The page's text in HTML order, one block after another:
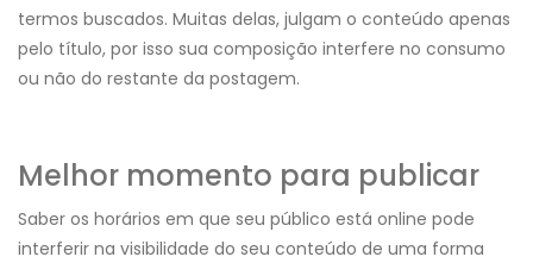
termos buscados. Muitas delas, julgam o conteúdo apenas
pelo título, por isso sua composição interfere no consumo
ou não do restante da postagem.
Melhor momento para publicar
Saber os horários em que seu público está online pode
interferir na visibilidade do seu conteúdo de uma forma